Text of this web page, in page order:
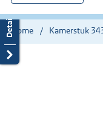
hier:
Home Kamerstuk